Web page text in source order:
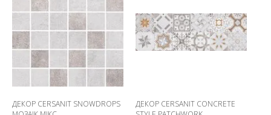
ДЕКОР CERSANIT SNOWDROPS
ДЕКОР CERSANIT CONCRETE